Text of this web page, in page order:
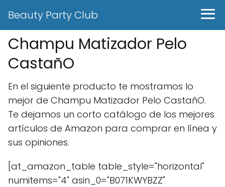
Beauty Party Club
Champu Matizador Pelo
CastañO
En el siguiente producto te mostramos lo
mejor de Champu Matizador Pelo CastañO.
Te dejamos un corto catálogo de los mejores
artículos de Amazon para comprar en línea y
sus opiniones.
[at_amazon_table table_style="horizontal"
numitems="4" asin_0="B071KWYBZZ"